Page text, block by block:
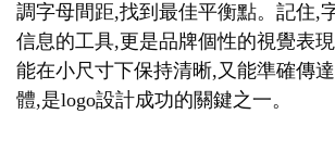
調字母間距,找到最佳平衡點。記住,
信息的工具,更是品牌個性的視覺表
能在小尺寸下保持清晰,又能準確傳
體,是logo設計成功的關鍵之一。